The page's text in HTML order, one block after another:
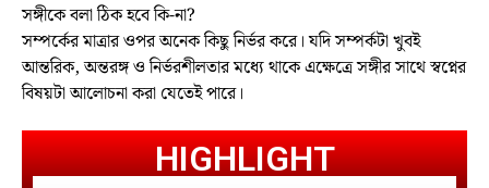
সঙ্গীকে বলা ঠিক হবে কি-না?
সম্পর্কের মাত্রার ওপর অনেক কিছু নির্ভর করে। যদি সম্পর্কটা খুবই
আন্তরিক, অন্তরঙ্গ ও নির্ভরশীলতার মধ্যে থাকে এক্ষেত্রে সঙ্গীর সাথে স্বপ্নের
বিষয়টা আলোচনা করা যেতেই পারে।
HIGHLIGHT